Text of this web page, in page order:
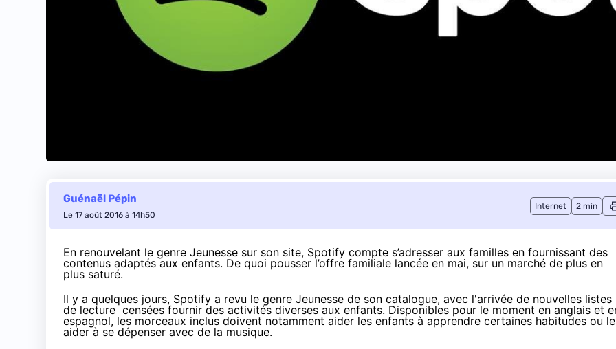
Guénaël Pépin
Le 17 août 2016 à 14h50
Internet 2 min
En renouvelant le genre Jeunesse sur son site, Spotify compte s’adresser aux familles en fournissant des
contenus adaptés aux enfants. De quoi pousser l’offre familiale lancée en mai, sur un marché de plus en
plus saturé.
Il y a quelques jours, Spotify a revu le genre Jeunesse de son catalogue, avec l'arrivée de nouvelles listes
de lecture censées fournir des activités diverses aux enfants. Disponibles pour le moment en anglais et
espagnol, les morceaux inclus doivent notamment aider les enfants à apprendre certaines habitudes ou
aider à se dépenser avec de la musique.